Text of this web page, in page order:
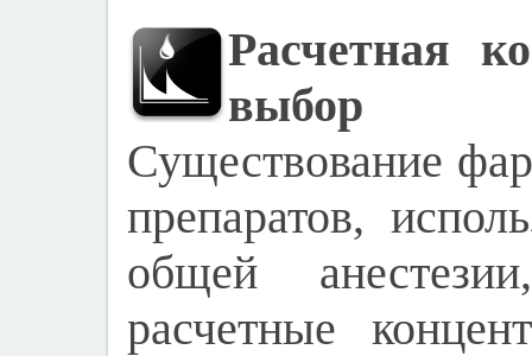
Расчетная
выбор
Существование
препаратов,
общей
расчетные